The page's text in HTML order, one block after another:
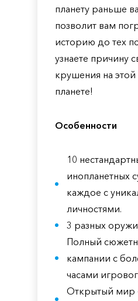
планету раньше
позволит вам
историю до тех
узнаете причину
крушения на
планете!
Особенности
10
инопланетных
каждое с
личностями.
3 разных
Полный
кампании с
часами
Открытый мир -